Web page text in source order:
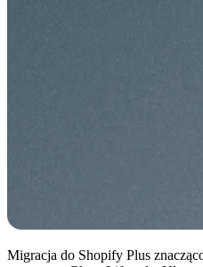
Migracja do Shopify Plus